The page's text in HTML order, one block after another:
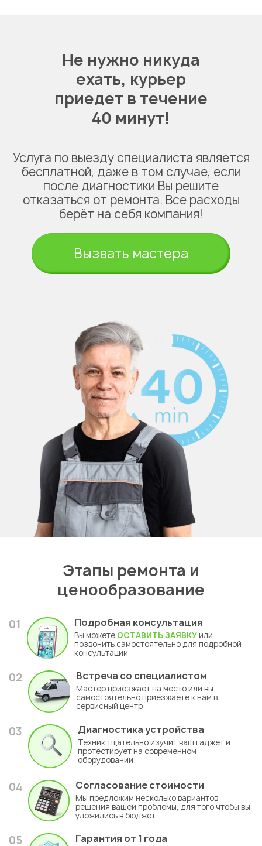
Не нужно никуда
ехать, курьер
приедет в течение
40 минут!
Услуга по выезду специалиста является
бесплатной, даже в том случае, если
после диагностики Вы решите
отказаться от ремонта. Все расходы
берёт на себя компания!
Вызвать мастера
Этапы ремонта и
ценообразование
01 Подробная консультация
Вы можете ОСТАВИТЬ ЗАЯВКУ или
позвонить самостоятельно для подробной
консультации
02 Встреча со специалистом
Мастер приезжает на место или вы
самостоятельно приезжаете к нам в
сервисный центр
03 Диагностика устройства
Техник тщательно изучит ваш гаджет и
протестирует на современном
оборудовании
04 Согласование стоимости
Мы предложим несколько вариантов
решения вашей проблемы, для того чтобы вы
уложились в бюджет
05 Гарантия от 1 года